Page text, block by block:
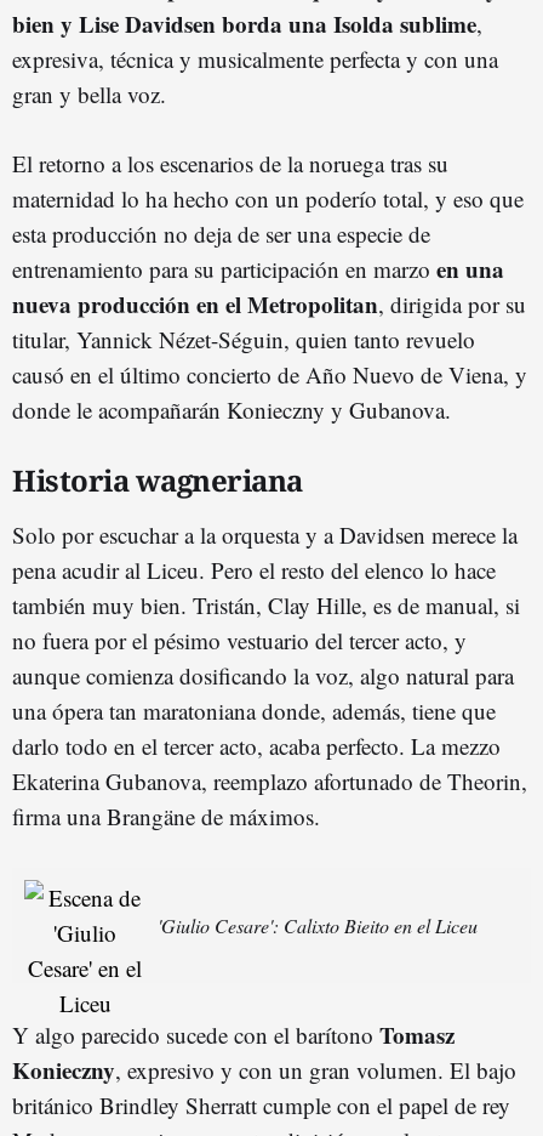
bien y Lise Davidsen borda una Isolda sublime,
expresiva, técnica y musicalmente perfecta y con una
gran y bella voz.
El retorno a los escenarios de la noruega tras su
maternidad lo ha hecho con un poderío total, y eso que
esta producción no deja de ser una especie de
entrenamiento para su participación en marzo en una
nueva producción en el Metropolitan, dirigida por su
titular, Yannick Nézet-Séguin, quien tanto revuelo
causó en el último concierto de Año Nuevo de Viena, y
donde le acompañarán Konieczny y Gubanova.
Historia wagneriana
Solo por escuchar a la orquesta y a Davidsen merece la
pena acudir al Liceu. Pero el resto del elenco lo hace
también muy bien. Tristán, Clay Hille, es de manual, si
no fuera por el pésimo vestuario del tercer acto, y
aunque comienza dosificando la voz, algo natural para
una ópera tan maratoniana donde, además, tiene que
darlo todo en el tercer acto, acaba perfecto. La mezzo
Ekaterina Gubanova, reemplazo afortunado de Theorin,
firma una Brangäne de máximos.
'Giulio Cesare': Calixto Bieito en el Liceu
Y algo parecido sucede con el barítono Tomasz
Konieczny, expresivo y con un gran volumen. El bajo
británico Brindley Sherratt cumple con el papel de rey